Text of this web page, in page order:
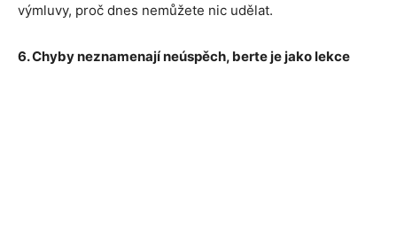
výmluvy, proč dnes nemůžete nic udělat.
6. Chyby neznamenají neúspěch, berte je jako lekce